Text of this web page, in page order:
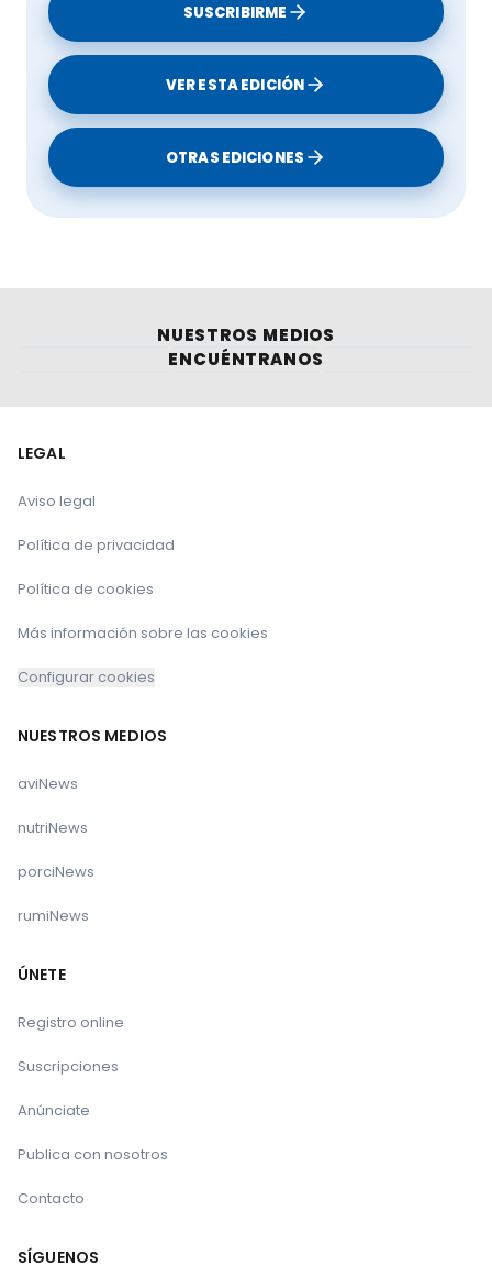
SUSCRIBIRME
VER ESTA EDICIÓN
OTRAS EDICIONES
NUESTROS MEDIOS
ENCUÉNTRANOS
LEGAL
Aviso legal
Política de privacidad
Política de cookies
Más información sobre las cookies
Configurar cookies
NUESTROS MEDIOS
aviNews
nutriNews
porciNews
rumiNews
ÚNETE
Registro online
Suscripciones
Anúnciate
Publica con nosotros
Contacto
SÍGUENOS